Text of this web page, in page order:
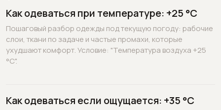
Как одеваться при температуре: +25 °C
Пошаговый разбор одежды под текущую погоду: рабочие
слои, ткани по задаче и частые промахи, которые
ухудшают комфорт. Условие: "Температура воздуха +25
°C".
Как одеваться если ощущается: +35 °C